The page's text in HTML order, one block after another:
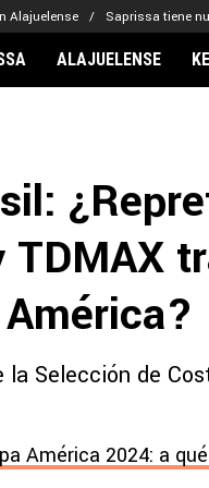
Alajuelense Saprissa tiene
Carrasquilla
Méndez-Laing
ALAJUELENSE
Selección de
América 2024: a